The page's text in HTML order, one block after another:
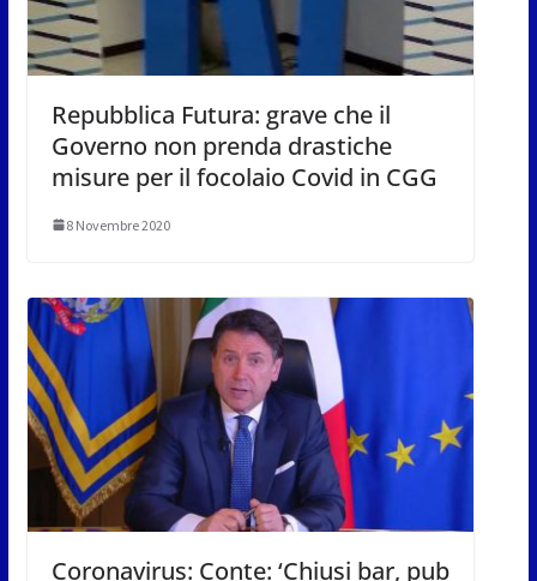
Repubblica Futura: grave che il
Governo non prenda drastiche
misure per il focolaio Covid in CGG
8 Novembre 2020
Coronavirus: Conte: ‘Chiusi bar, pub